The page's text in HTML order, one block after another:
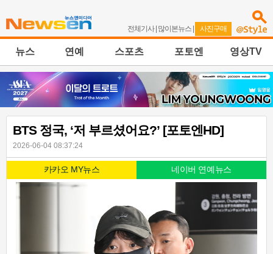
전체기사| 많이본뉴스 | 사진구매
뉴스 연예 스포츠 포토엔 영상TV
BTS 정국, ‘저 부르셨어요?’ [포토엔HD]
2026-06-04 08:37:24
카카오 MY뉴스 네이버 연예뉴스